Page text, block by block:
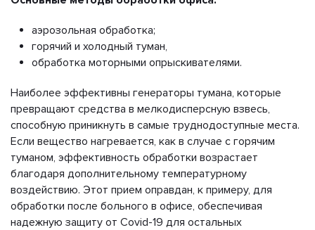
аэрозольная обработка;
горячий и холодный туман,
обработка моторными опрыскивателями.
Наиболее эффективны генераторы тумана, которые
превращают средства в мелкодисперсную взвесь,
способную приникнуть в самые труднодоступные места.
Если вещество нагревается, как в случае с горячим
туманом, эффективность обработки возрастает
благодаря дополнительному температурному
воздействию. Этот прием оправдан, к примеру, для
обработки после больного в офисе, обеспечивая
надежную защиту от Covid-19 для остальных